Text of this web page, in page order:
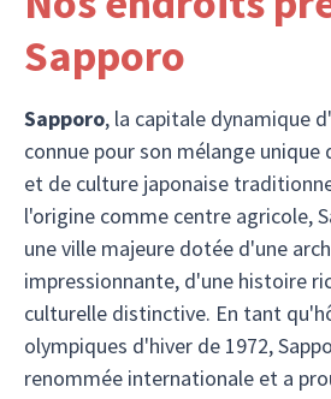
Sapporo
Sapporo, la capitale dynamique
connue pour son mélange
et de culture japonaise
l'origine comme centre agricole,
une ville majeure dotée d'une
impressionnante, d'une histoire
culturelle distinctive. En tant
olympiques d'hiver de 1972,
renommée internationale et a